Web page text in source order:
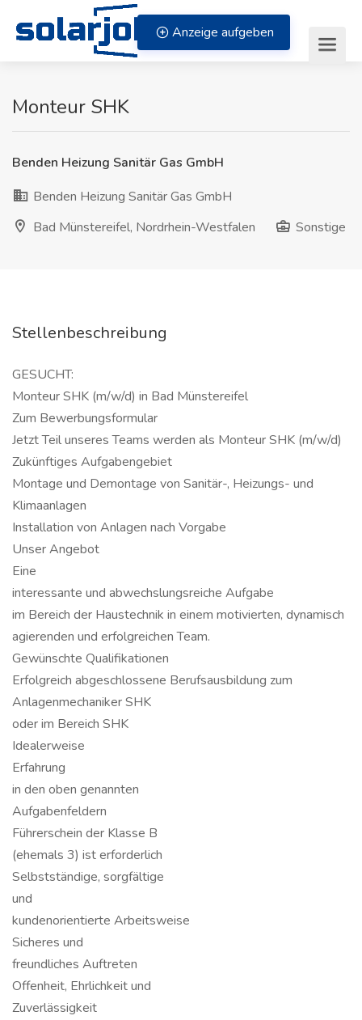
Zum Inhalt springen
Anzeige aufgeben
Monteur SHK
Benden Heizung Sanitär Gas GmbH
Benden Heizung Sanitär Gas GmbH
Bad Münstereifel, Nordrhein-Westfalen
Sonstige
Stellenbeschreibung
GESUCHT:
Monteur SHK (m/w/d) in Bad Münstereifel
Zum Bewerbungsformular
Jetzt Teil unseres Teams werden als Monteur SHK (m/w/d)
Zukünftiges Aufgabengebiet
Montage und Demontage von Sanitär-, Heizungs- und
Klimaanlagen
Installation von Anlagen nach Vorgabe
Unser Angebot
Eine
interessante und abwechslungsreiche Aufgabe
im Bereich der Haustechnik in einem motivierten, dynamisch
agierenden und erfolgreichen Team.
Gewünschte Qualifikationen
Erfolgreich abgeschlossene Berufsausbildung zum
Anlagenmechaniker SHK
oder im Bereich SHK
Idealerweise
Erfahrung
in den oben genannten
Aufgabenfeldern
Führerschein der Klasse B
(ehemals 3) ist erforderlich
Selbstständige, sorgfältige
und
kundenorientierte Arbeitsweise
Sicheres und
freundliches Auftreten
Offenheit, Ehrlichkeit und
Zuverlässigkeit